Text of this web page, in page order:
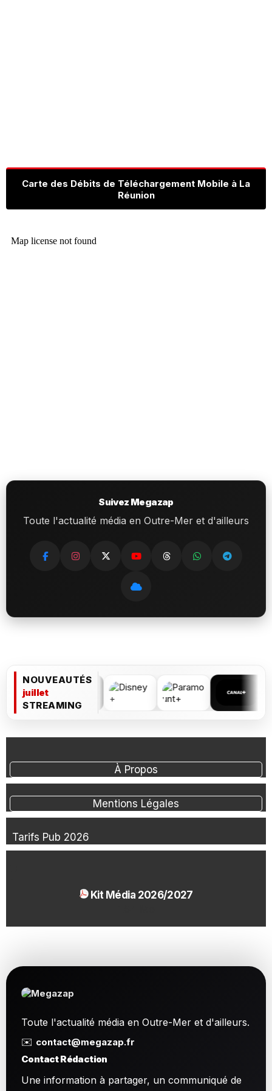
Carte des Débits de Téléchargement Mobile à La
Réunion
Suivez Megazap
Toute l'actualité média en Outre-Mer et d'ailleurs
NOUVEAUTÉS
juillet
STREAMING
À Propos
Mentions Légales
Tarifs Pub 2026
Kit Média 2026/2027
Toute l'actualité média en Outre-Mer et d'ailleurs.
✉️ contact@megazap.fr
Contact Rédaction
Une information à partager, un communiqué de